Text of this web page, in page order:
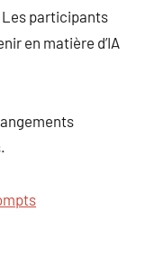
Les participants
en matière d’IA